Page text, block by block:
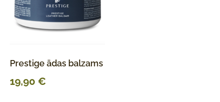
Prestige ādas balzams
19,90 €